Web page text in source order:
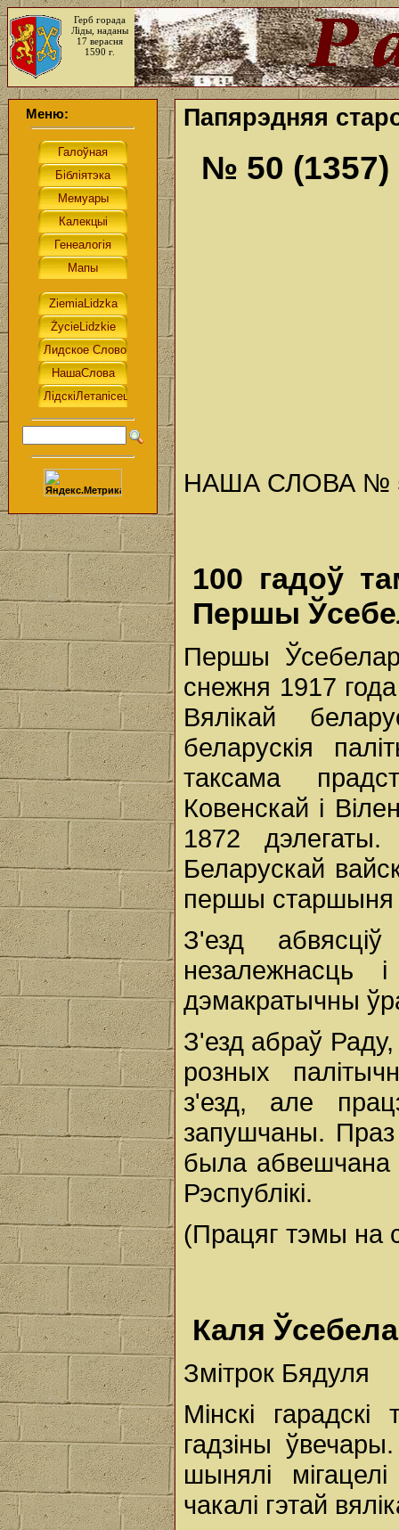
Герб горада
Ліды, наданы
17 верасня
1590 г.
Меню: Папярэдняя
№ 50 (1357)
НАША СЛОВА №
100 гадоў
Першы
Першы
снежня 1917
Вялікай
беларускія
таксама
Ковенскай і
1872
Беларускай
першы
З'езд
незалежнасць
дэмакратычны
З'езд абраў
розных
з'езд, але
запушчаны.
была абвешчана
Рэспублікі.
(Працяг тэмы на
Каля
Змітрок Бядуля
Мінскі
гадзіны
шынялі
чакалі гэтай